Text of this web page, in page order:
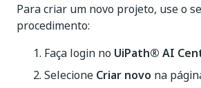
Para criar um novo projeto, use o
procedimento:
Faça login no UiPath® AI
Selecione Criar novo na